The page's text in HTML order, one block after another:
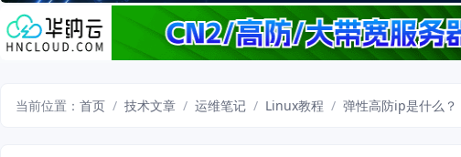
当前位置： 首页 / 技术文章 / 运维笔记 / Linux教程 / 弹性高防ip是什么？